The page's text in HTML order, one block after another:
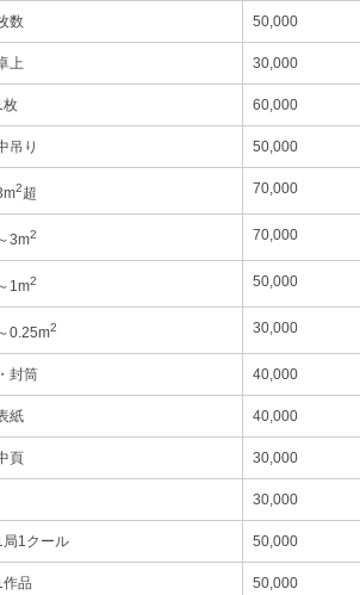
数 50,000
上 30,000
枚 60,000
吊り 50,000
2超 70,000
3m2 70,000
1m2 50,000
0.25m2 30,000
封筒 40,000
紙 40,000
頁 30,000
30,000
局1クール 50,000
作品 50,000